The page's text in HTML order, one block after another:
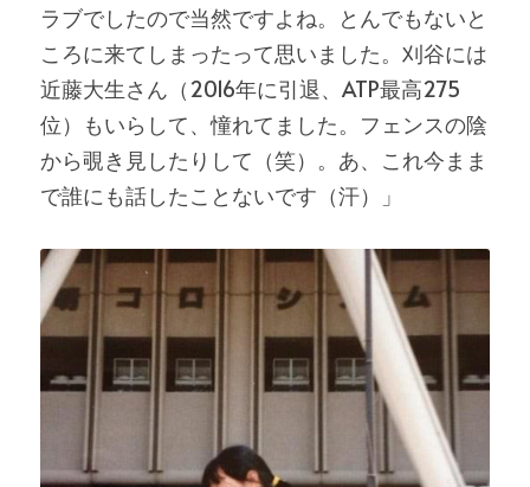
ラブでしたので当然ですよね。とんでもないと
ころに来てしまったって思いました。刈谷には
近藤大生さん（2016年に引退、ATP最高275
位）もいらして、憧れてました。フェンスの陰
から覗き見したりして（笑）。あ、これ今まま
で誰にも話したことないです（汗）」